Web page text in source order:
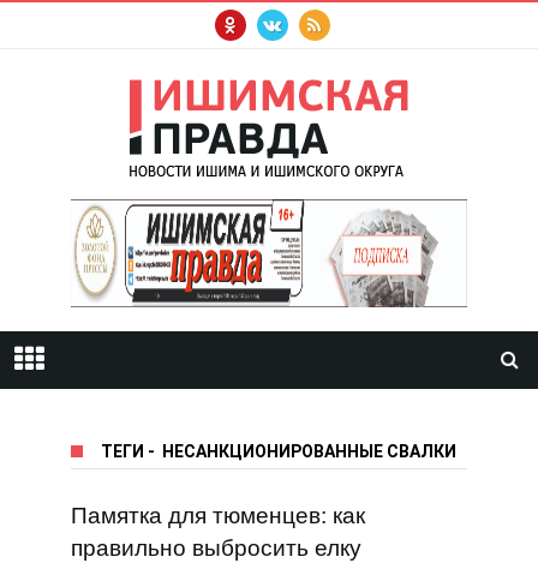
ТЕГИ - НЕСАНКЦИОНИРОВАННЫЕ СВАЛКИ
Памятка для тюменцев: как
правильно выбросить елку